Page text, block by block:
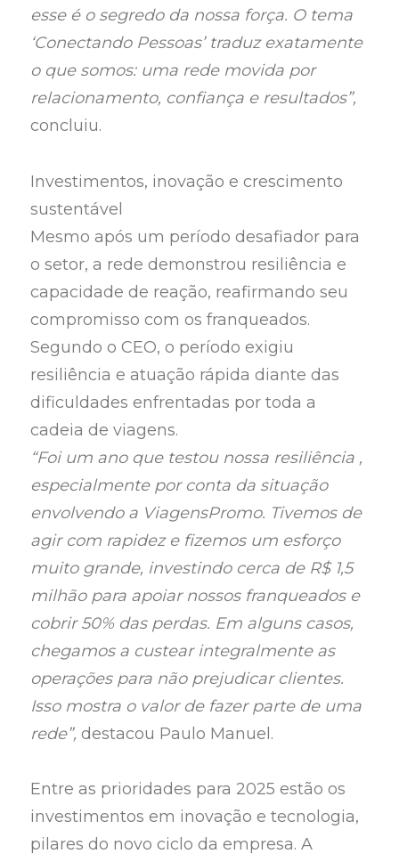
esse é o segredo da nossa força. O tema
‘Conectando Pessoas’ traduz exatamente
o que somos: uma rede movida por
relacionamento, confiança e resultados”,
concluiu.
Investimentos, inovação e crescimento
sustentável
Mesmo após um período desafiador para
o setor, a rede demonstrou resiliência e
capacidade de reação, reafirmando seu
compromisso com os franqueados.
Segundo o CEO, o período exigiu
resiliência e atuação rápida diante das
dificuldades enfrentadas por toda a
cadeia de viagens.
“Foi um ano que testou nossa resiliência ,
especialmente por conta da situação
envolvendo a ViagensPromo. Tivemos de
agir com rapidez e fizemos um esforço
muito grande, investindo cerca de R$ 1,5
milhão para apoiar nossos franqueados e
cobrir 50% das perdas. Em alguns casos,
chegamos a custear integralmente as
operações para não prejudicar clientes.
Isso mostra o valor de fazer parte de uma
rede”, destacou Paulo Manuel.
Entre as prioridades para 2025 estão os
investimentos em inovação e tecnologia,
pilares do novo ciclo da empresa. A